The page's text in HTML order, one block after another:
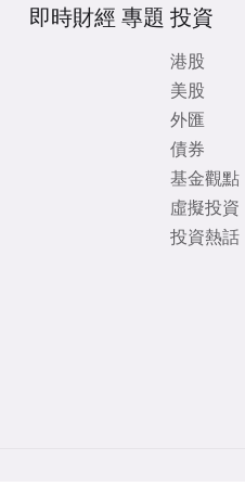
即時財經 專題 投資
港股
美股
外匯
債券
基金觀點
虛擬投資
投資熱話